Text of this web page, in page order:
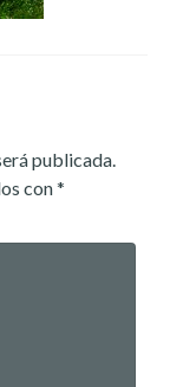
publicada.
con*